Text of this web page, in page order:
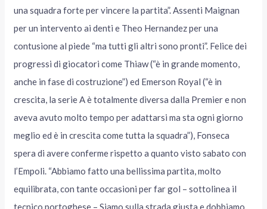
una squadra forte per vincere la partita”. Assenti Maignan
per un intervento ai denti e Theo Hernandez per una
contusione al piede “ma tutti gli altri sono pronti”. Felice dei
progressi di giocatori come Thiaw (“è in grande momento,
anche in fase di costruzione”) ed Emerson Royal (“è in
crescita, la serie A è totalmente diversa dalla Premier e non
aveva avuto molto tempo per adattarsi ma sta ogni giorno
meglio ed è in crescita come tutta la squadra”), Fonseca
spera di avere conferme rispetto a quanto visto sabato con
l’Empoli. “Abbiamo fatto una bellissima partita, molto
equilibrata, con tante occasioni per far gol – sottolinea il
tecnico portoghese – Siamo sulla strada giusta e dobbiamo